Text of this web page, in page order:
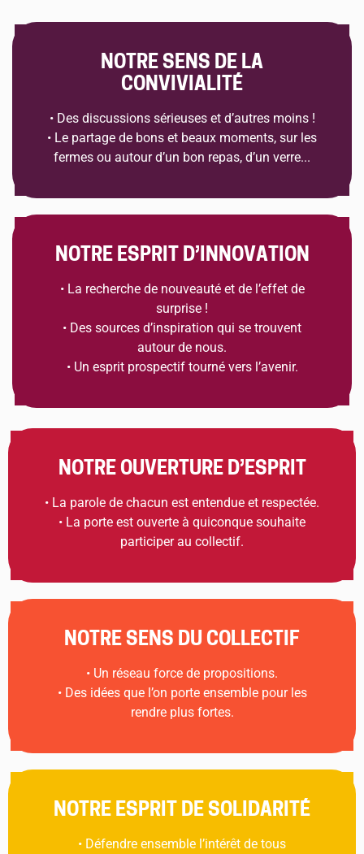
NOTRE SENS DE LA
CONVIVIALITÉ
• Des discussions sérieuses et d’autres moins !
• Le partage de bons et beaux moments, sur les
fermes ou autour d’un bon repas, d’un verre...
NOTRE ESPRIT D’INNOVATION
• La recherche de nouveauté et de l’effet de
surprise !
• Des sources d’inspiration qui se trouvent
autour de nous.
• Un esprit prospectif tourné vers l’avenir.
NOTRE OUVERTURE D’ESPRIT
• La parole de chacun est entendue et respectée.
• La porte est ouverte à quiconque souhaite
participer au collectif.
NOTRE SENS DU COLLECTIF
• Un réseau force de propositions.
• Des idées que l’on porte ensemble pour les
rendre plus fortes.
NOTRE ESPRIT DE SOLIDARITÉ
• Défendre ensemble l’intérêt de tous